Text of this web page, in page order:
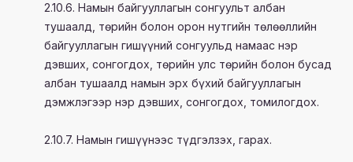
2.10.6. Намын байгууллагын сонгуульт албан
тушаалд, төрийн болон орон нутгийн төлөөллийн
байгууллагын гишүүний сонгуульд намаас нэр
дэвших, сонгогдох, төрийн улс төрийн болон бусад
албан тушаалд намын эрх бүхий байгууллагын
дэмжлэгээр нэр дэвших, сонгогдох, томилогдох.
2.10.7. Намын гишүүнээс түдгэлзэх, гарах.